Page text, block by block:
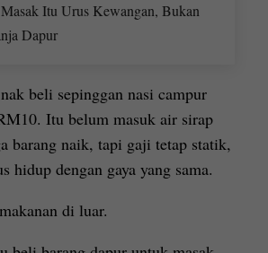
Itu Urus Kewangan, Bukan
Dapur
beli sepinggan nasi campur
Itu belum masuk air sirap
barang naik, tapi gaji tetap statik,
hidup dengan gaya yang sama.
di luar.